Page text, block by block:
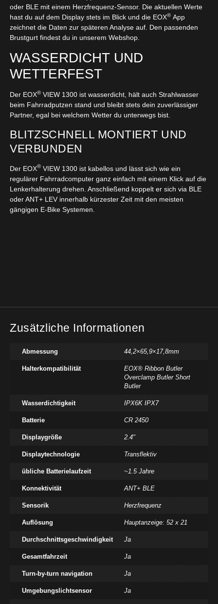
oder BLE mit einem Herzfrequenz-Sensor. Die aktuellen Werte
hast du auf dem Display stets im Blick und die EOX® App
zeichnet die Daten zur späteren Analyse auf. Den passenden
Brustgurt findest du in unserem Webshop.
WASSERDICHT UND
WETTERFEST
Der EOX® VIEW 1300 ist wasserdicht, hält auch Strahlwasser
beim Fahrradputzen stand und bleibt stets dein zuverlässiger
Partner, egal bei welchem Wetter du unterwegs bist.
BLITZSCHNELL MONTIERT UND
VERBUNDEN
Der EOX® VIEW 1300 ist kabellos und lässt sich wie ein
regulärer Fahrradcomputer ganz einfach mit einem Klick auf die
Lenkerhalterung drehen. Anschließend koppelt er sich via BLE
oder ANT+ LEV innerhalb kürzester Zeit mit den meisten
gängigen E-Bike Systemen.
Zusätzliche Informationen
Abmessung 44,2×65,9×17,8mm
Halterkompatibilität
EOX® Ribbon Butler
Overclamp Butler Short
Butler
Wasserdichtigkeit IPX6K IPX7
Batterie CR 2450
Displaygröße 2.4"
Displaytechnologie Transflektiv
übliche Batterielaufzeit ~1.5 Jahre
Konnektivität ANT+ BLE
Sensorik Herzfrequenz
Auflösung Hauptanzeige: 52 x 21
Durchschnittsgeschwindigkeit Ja
Gesamtfahrzeit Ja
Turn-by-turn navigation Ja
Umgebungslichtsensor Ja